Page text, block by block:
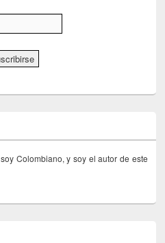
soy Colombiano, y soy el autor de este